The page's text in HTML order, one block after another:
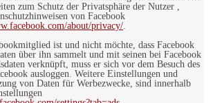
zum Schutz der Privatsphäre der Nutzer ,
von Facebook
about/privacy/.
ist und nicht möchte, dass Facebook
über ihn sammelt und mit seinen bei Facebook
verknüpft, muss er sich vor dem Besuch des
ausloggen. Weitere Einstellungen und
von Daten für Werbezwecke, sind innerhalb